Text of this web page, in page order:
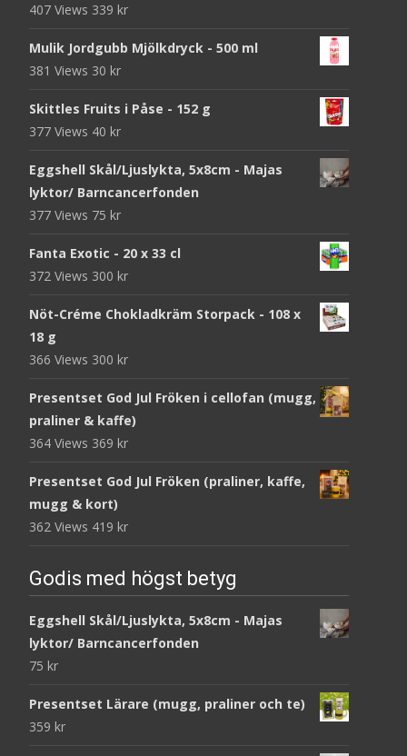
407 Views 339 kr
Mulik Jordgubb Mjölkdryck - 500 ml
381 Views 30 kr
Skittles Fruits i Påse - 152 g
377 Views 40 kr
Eggshell Skål/Ljuslykta, 5x8cm - Majas
lyktor/ Barncancerfonden
377 Views 75 kr
Fanta Exotic - 20 x 33 cl
372 Views 300 kr
Nöt-Créme Chokladkräm Storpack - 108 x
18 g
366 Views 300 kr
Presentset God Jul Fröken i cellofan (mugg,
praliner & kaffe)
364 Views 369 kr
Presentset God Jul Fröken (praliner, kaffe,
mugg & kort)
362 Views 419 kr
Godis med högst betyg
Eggshell Skål/Ljuslykta, 5x8cm - Majas
lyktor/ Barncancerfonden
75 kr
Presentset Lärare (mugg, praliner och te)
359 kr